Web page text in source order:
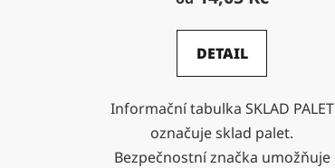
DETAIL
Informační tabulka SKLAD PALET
označuje sklad palet.
Bezpečnostní značka umožňuje